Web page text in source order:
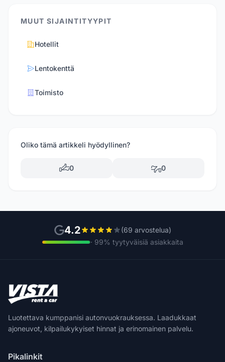
MUUT SIJAINTITYYPIT
Hotellit
Lentokenttä
Toimisto
Oliko tämä artikkeli hyödyllinen?
0 0
4.2
(69 arvostelua)
· 99% tyytyväisiä asiakkaita
Luotettava kumppanisi autonvuokrauksessa. Laadukkaat
ajoneuvot, kilpailukykyiset hinnat ja erinomainen palvelu.
Pikalinkit